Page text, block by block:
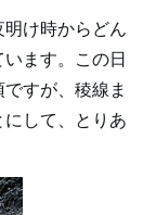
け時からどん
ます。この日
すが、稜線ま
して、とりあ